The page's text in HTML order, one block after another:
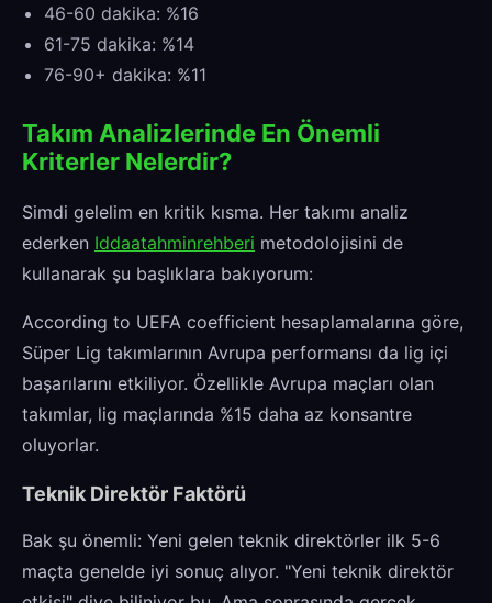
46-60 dakika: %16
61-75 dakika: %14
76-90+ dakika: %11
Takım Analizlerinde En Önemli
Kriterler Nelerdir?
Simdi gelelim en kritik kısma. Her takımı analiz
ederken Iddaatahminrehberi metodolojisini de
kullanarak şu başlıklara bakıyorum:
According to UEFA coefficient hesaplamalarına göre,
Süper Lig takımlarının Avrupa performansı da lig içi
başarılarını etkiliyor. Özellikle Avrupa maçları olan
takımlar, lig maçlarında %15 daha az konsantre
oluyorlar.
Teknik Direktör Faktörü
Bak şu önemli: Yeni gelen teknik direktörler ilk 5-6
maçta genelde iyi sonuç alıyor. "Yeni teknik direktör